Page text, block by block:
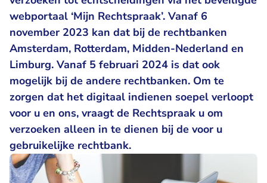
webportaal ‘Mijn Rechtspraak’. Vanaf 6
november 2023 kan dat bij de rechtbanken
Amsterdam, Rotterdam, Midden-Nederland en
Limburg. Vanaf 5 februari 2024 is dat ook
mogelijk bij de andere rechtbanken. Om te
zorgen dat het digitaal indienen soepel verloopt
voor u en ons, vraagt de Rechtspraak u om
verzoeken alleen in te dienen bij de voor u
gebruikelijke rechtbank.